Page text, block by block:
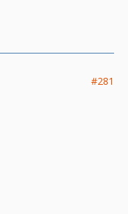
#281